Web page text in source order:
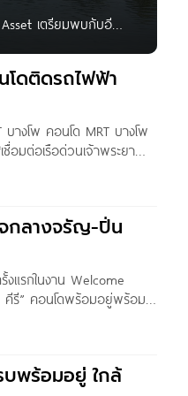
Asset เตรียมพบกับอีก
านบางโพ พร้อมเปิด
อกมาพักผ่อน โดยยัง
โดติดรถไฟฟ้า
างโพ คอนโด MRT บางโพ
อมต่อเรือด่วนเจ้าพระยา
Modiz Collection
กลางจรัญ-ปิ่น
แรกในงาน Welcome
คีรี” คอนโดพร้อมอยู่พร้อม
แต่งครบพร้อมอยู่ (Fully
พร้อมอยู่ ใกล้